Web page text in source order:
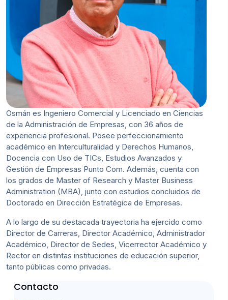
Osmán es Ingeniero Comercial y Licenciado en Ciencias
de la Administración de Empresas, con 36 años de
experiencia profesional. Posee perfeccionamiento
académico en Interculturalidad y Derechos Humanos,
Docencia con Uso de TICs, Estudios Avanzados y
Gestión de Empresas Punto Com. Además, cuenta con
los grados de Master of Research y Master Business
Administration (MBA), junto con estudios concluidos de
Doctorado en Dirección Estratégica de Empresas.
A lo largo de su destacada trayectoria ha ejercido como
Director de Carreras, Director Académico, Administrador
Académico, Director de Sedes, Vicerrector Académico y
Rector en distintas instituciones de educación superior,
tanto públicas como privadas.
Contacto